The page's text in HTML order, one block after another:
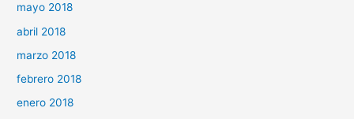
mayo 2018
abril 2018
marzo 2018
febrero 2018
enero 2018